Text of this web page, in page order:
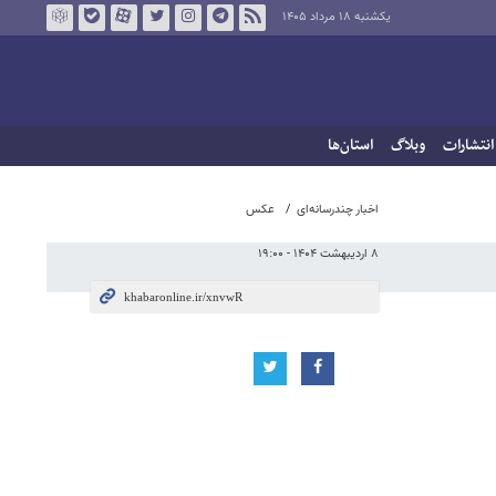
یکشنبه ۱۸ مرداد ۱۴۰۵
انتشارات وبلاگ استان‌ها
اخبار چندرسانه‌ای عکس
۸ اردیبهشت ۱۴۰۴ - ۱۹:۰۰